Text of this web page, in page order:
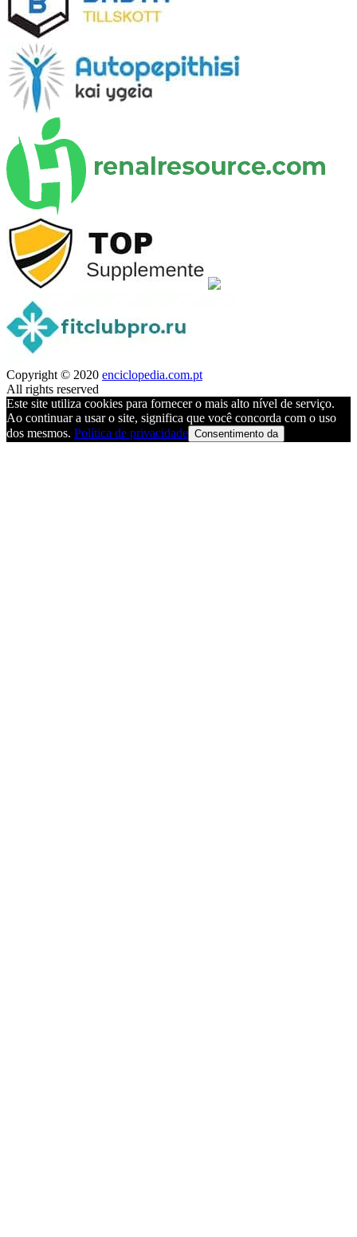
Copyright © 2020 enciclopedia.com.pt
All rights reserved
Este site utiliza cookies para fornecer o mais alto nível de serviço.
Ao continuar a usar o site, significa que você concorda com o uso
dos mesmos. Política de privacidade Consentimento da